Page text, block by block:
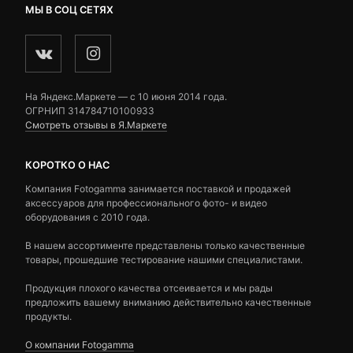
МЫ В СОЦ СЕТЯХ
На Яндекс.Маркете — c 10 июня 2014 года.
ОГРНИП 314784710100933
Смотреть отзывы в Я.Маркете
КОРОТКО О НАС
Компания Fotogamma занимается поставкой и продажей
аксессуаров для профессионального фото- и видео
оборудования с 2010 года.
В нашем ассортименте представлены только качественные
товары, прошедшие тестирование нашими специалистами.
Продукция плохого качества отсеивается и мы рады
предложить вашему вниманию действительно качественные
продукты.
О компании Fotogamma